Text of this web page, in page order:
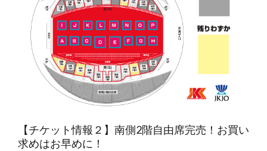
【チケット情報２】南側2階自由席完売！お買い
求めはお早めに！